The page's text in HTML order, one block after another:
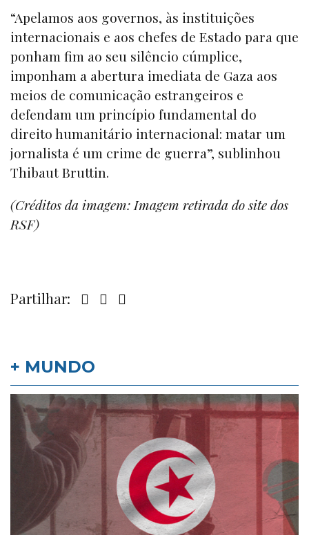
“Apelamos aos governos, às instituições
internacionais e aos chefes de Estado para que
ponham fim ao seu silêncio cúmplice,
imponham a abertura imediata de Gaza aos
meios de comunicação estrangeiros e
defendam um princípio fundamental do
direito humanitário internacional: matar um
jornalista é um crime de guerra”, sublinhou
Thibaut Bruttin.
(Créditos da imagem: Imagem retirada do site dos
RSF)
Partilhar:
+ MUNDO